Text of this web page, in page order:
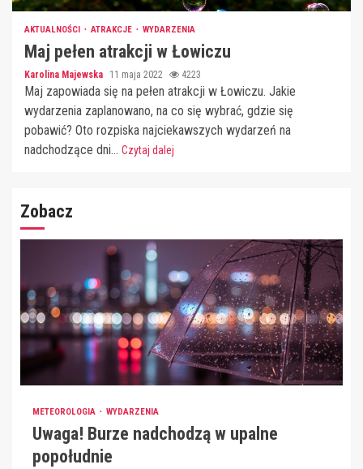
AKTUALNOŚCI ATRAKCJE WYDARZENIA
Maj pełen atrakcji w Łowiczu
Karolina Majewska 11 maja 2022 4223
Maj zapowiada się na pełen atrakcji w Łowiczu. Jakie
wydarzenia zaplanowano, na co się wybrać, gdzie się
pobawić? Oto rozpiska najciekawszych wydarzeń na
nadchodzące dni... Czytaj dalej
Zobacz
METEOROLOGIA WYDARZENIA
Uwaga! Burze nadchodzą w upalne
popołudnie